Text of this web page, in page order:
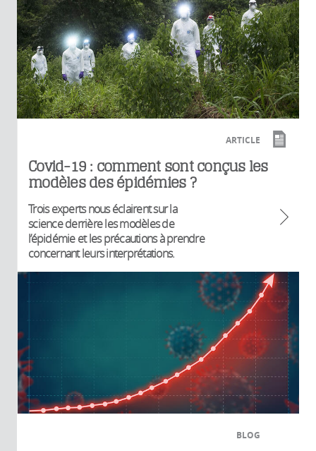
ARTICLE
Covid-19 : comment sont conçus les
modèles des épidémies ?
Trois experts nous éclairent sur la
science derrière les modèles de
l’épidémie et les précautions à prendre
concernant leurs interprétations.
BLOG